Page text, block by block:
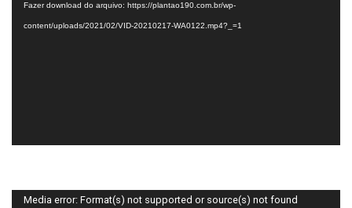
Fazer download do arquivo: https://plantao190.com.br/wp-
content/uploads/2021/02/VID-20210217-WA0122.mp4?_=1
Tocador
Media error: Format(s) not supported or source(s) not found